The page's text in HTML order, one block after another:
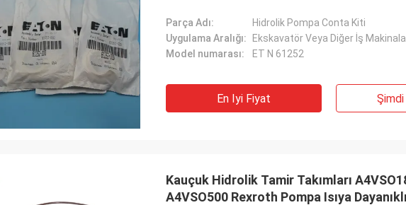
Parça Adı:
Hidrolik Pompa Conta Kiti
Uygulama Aralığı:
Ekskavatör Veya Diğer İş
Model numarası:
ET N 61252
En Iyi Fiyat
Kauçuk Hidrolik Tamir Takımları
A4VSO500 Rexroth Pompa Isıya